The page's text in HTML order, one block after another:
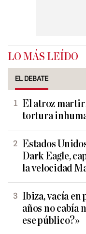
LO MÁS LEÍDO
EL DEBATE
El atroz
tortura
Estados
Dark Eagle,
la velocidad
Ibiza, vacía en
años no cabía
ese público?»